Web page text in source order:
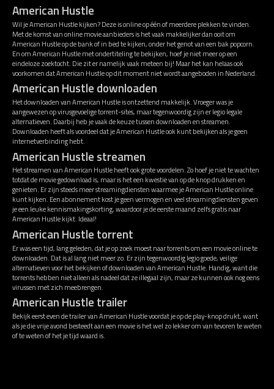
American Hustle
Wil je American Hustle kijken? Deze is online op één of meerdere plekken te vinden.
Met de komst van online movie aanbieders is het vaak makkelijker dan ooit om
American Hustle op de bank of in bed te kijken, onder het genot van een bak popcorn.
En om American Hustle met ondertiteling te bekijken, hoef je niet meer op een
eindeloze zoektocht. Die zit er namelijk vaak meteen bij! Maar het kan helaas ook
voorkomen dat American Hustle op dit moment niet wordt aangeboden in Nederland.
American Hustle downloaden
Het downloaden van American Hustle is ontzettend makkelijk. Vroeger was je
aangewezen op virusgevoelige torrent-sites, maar tegenwoordig zijn er legio legale
alternatieven. Daarbij heb je vaak de keuze tussen downloaden en streamen.
Downloaden heeft als voordeel dat je American Hustle ook kunt bekijken als je geen
internetverbinding hebt.
American Hustle streamen
Het streamen van American Hustle heeft ook grote voordelen. Zo hoef je niet te wachten
totdat de movie gedownload is, maar is het een kwestie van op de knop drukken en
genieten. Er zijn steeds meer streamingdiensten waarmee je American Hustle online
kunt kijken. Een abonnement kost je geen vermogen en veel streamingdiensten geven
je een leuke kennismakingskorting, waardoor je de eerste maand zelfs gratis naar
American Hustle kijkt. Ideaal!
American Hustle torrent
Er was een tijd, lang geleden, dat je op zoek moest naar torrents om een movie online te
downloaden. Dat is al lang niet meer zo. Er zijn tegenwoordig legio goede, veilige
alternatieven voor het bekijken of downloaden van American Hustle. Handig, want die
torrents hebben niet alleen als nadeel dat ze illegaal zijn, maar ze kunnen ook nog eens
virussen met zich meebrengen.
American Hustle trailer
Bekijk eerst even de trailer van American Hustle voordat je op de play-knop drukt, want
als je die vrije avond besteedt aan een movie is het wel zo lekker om van tevoren te weten
of te weten of het je tijd waard is.